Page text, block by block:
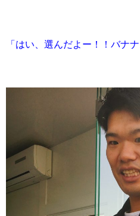
「はい、選んだよー！！バナ